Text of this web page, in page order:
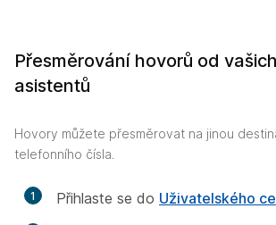
Přesměrování hovorů od
asistentů
Hovory můžete přesměrovat na jinou
telefonního čísla.
1 Přihlaste se do Uživatelského